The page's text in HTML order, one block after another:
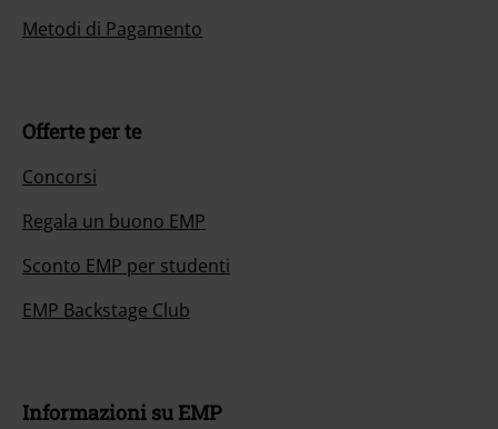
Metodi di Pagamento
Offerte per te
Concorsi
Regala un buono EMP
Sconto EMP per studenti
EMP Backstage Club
Informazioni su EMP